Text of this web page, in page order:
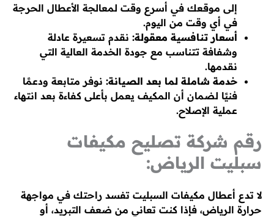
إلى موقعك في أسرع وقت لمعالجة الأعطال الحرجة
في أي وقت من اليوم.
أسعار تنافسية معقولة: نقدم تسعيرة عادلة
وشفافة تتناسب مع جودة الخدمة العالية التي
نقدمها.
خدمة شاملة لما بعد الصيانة: نوفر متابعة ودعمًا
فنيًا لضمان أن المكيف يعمل بأعلى كفاءة بعد انتهاء
عملية الإصلاح.
رقم شركة تصليح مكيفات
سبليت الرياض:
لا تدع أعطال مكيفات السبليت تفسد راحتك في مواجهة
حرارة الرياض، فإذا كنت تعاني من ضعف التبريد، أو